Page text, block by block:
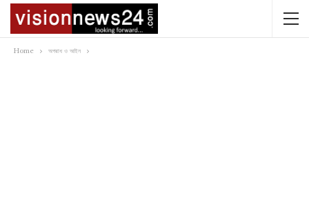
Home অপরাধ ও আইন